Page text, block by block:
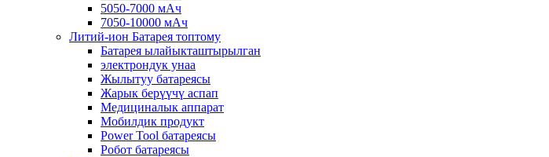
5050-7000 мАч
7050-10000 мАч
Литий-ион Батарея топтому
Батарея ылайыкташтырылган
электрондук унаа
Жылытуу батареясы
Жарык берүүчү аспап
Медициналык аппарат
Мобилдик продукт
Power Tool батареясы
Робот батареясы